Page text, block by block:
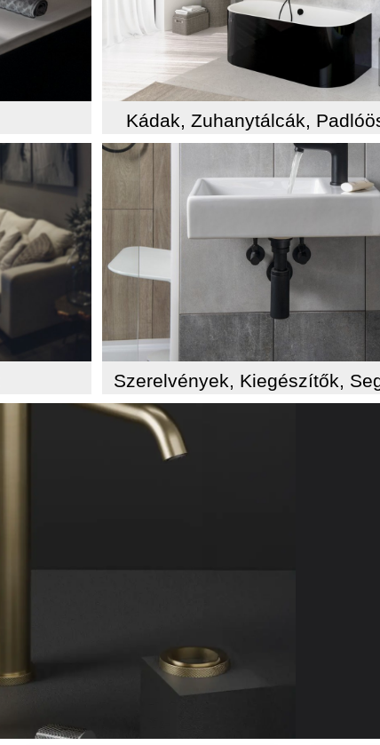
Kádak, Zuhanytálcák,
Szerelvények, Kiegészítők,